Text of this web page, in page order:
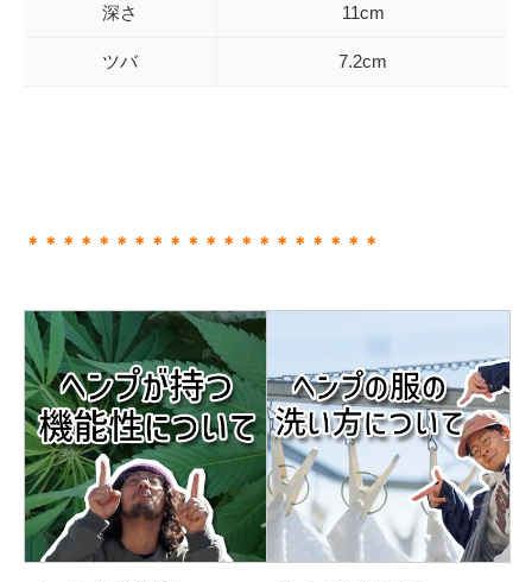
深さ 11cm
ツバ 7.2cm
＊＊＊＊＊＊＊＊＊＊＊＊＊＊＊＊＊＊＊＊